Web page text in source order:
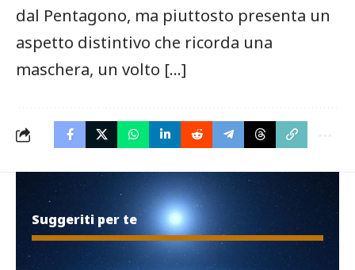
dal Pentagono, ma piuttosto‌ presenta un
aspetto distintivo che ricorda una
maschera, un volto […]
Suggeriti per te